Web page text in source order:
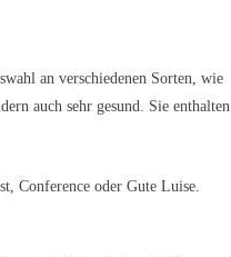
an verschiedenen Sorten, wie
auch sehr gesund. Sie enthalten
Conference oder Gute Luise.